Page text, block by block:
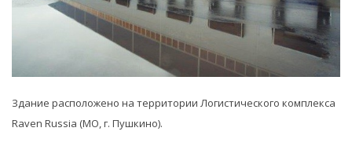
Здание расположено на территории Логистического комплекса
Raven Russia (МО, г. Пушкино).